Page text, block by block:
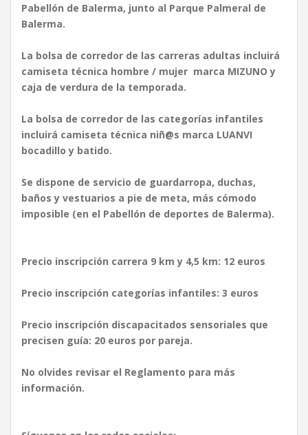
Pabellón de Balerma, junto al Parque Palmeral de
Balerma.
La bolsa de corredor de las carreras adultas incluirá
camiseta técnica hombre / mujer marca MIZUNO y
caja de verdura de la temporada.
La bolsa de corredor de las categorías infantiles
incluirá camiseta técnica niñ@s marca LUANVI
bocadillo y batido.
Se dispone de servicio de guardarropa, duchas,
baños y vestuarios a pie de meta, más cómodo
imposible (en el Pabellón de deportes de Balerma).
Precio inscripción carrera 9 km y 4,5 km: 12 euros
Precio inscripción categorías infantiles: 3 euros
Precio inscripción discapacitados sensoriales que
precisen guía: 20 euros por pareja.
No olvides revisar el Reglamento para más
información.